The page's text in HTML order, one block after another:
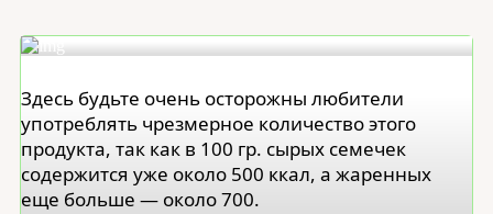
Здесь будьте очень осторожны любители
употреблять чрезмерное количество этого
продукта, так как в 100 гр. сырых семечек
содержится уже около 500 ккал, а жаренных
еще больше — около 700.